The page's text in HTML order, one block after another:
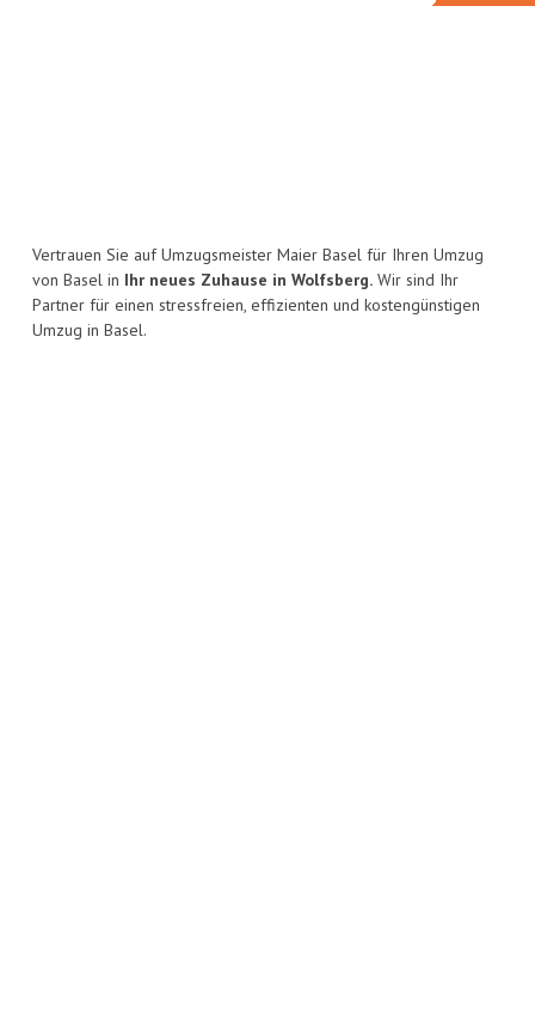
Vertrauen Sie auf Umzugsmeister Maier Basel für Ihren Umzug
von Basel in Ihr neues Zuhause in Wolfsberg. Wir sind Ihr
Partner für einen stressfreien, effizienten und kostengünstigen
Umzug in Basel.